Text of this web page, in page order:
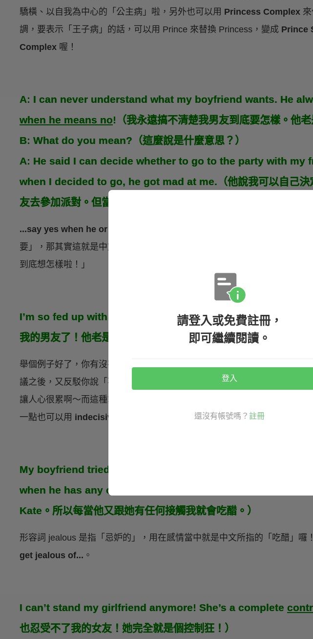
驕橫、以自我為中心的「公主病」啦，另外也可以用 Princess Complex
調，要表示「王子病」的話，可以用 Prince 來替換 Princess，變成 Prince
Complex 喔！
A: I can never understand what my boyfriend wants. He
when he means no!（我永遠搞不清楚我男友到底要怎樣。他老
B: What do you mean?（這麼說是什麼意思？）
A: He said I can decide whether to go to the party with my
when I decided to go, he got mad at me.（他說我可以自己決
友去參加派對。但當我決定要去了之後，他就對我生氣。）
...say yes when he or she means no
字面來看是指「當他 / 她意思是不
要」，那其實這就是中文很常講的「口是心非」。這種毛病真的讓人永遠
到底想怎樣啦！」
I’m so fed up with my boyfriend! He is always sowishy-
我的男友了！他老是這樣優柔寡斷！）
舉個例子好了，你有沒有過這個經驗：另一半老是拿不定主意到底要吃什
議之後，又反駁你說「不要」，或甚至一直三心二意，老是做不出一個結論
讓人心很累啊～而這種拿不定主意、沒有定見的人就可以用
一點也可以用 indecisive
My boyfriend tried to date Kate before he met me. So I
when he has any contact with her again.（我男友在遇見我之
Kate。所以每當他又跟她有任何接觸我就會吃醋。）
形容詞 jealous 是指「忌妒的」，用在感情當中就是中文所指的「吃醋」囉
get jealous of... 。
I can’t stand my girlfriend anymore! She’s a complete
也忍受不了我的女友！她完全就是個控制狂！）
請登入或免費註冊，
即可繼續閱讀。
登入
還沒有帳號嗎？ 註冊